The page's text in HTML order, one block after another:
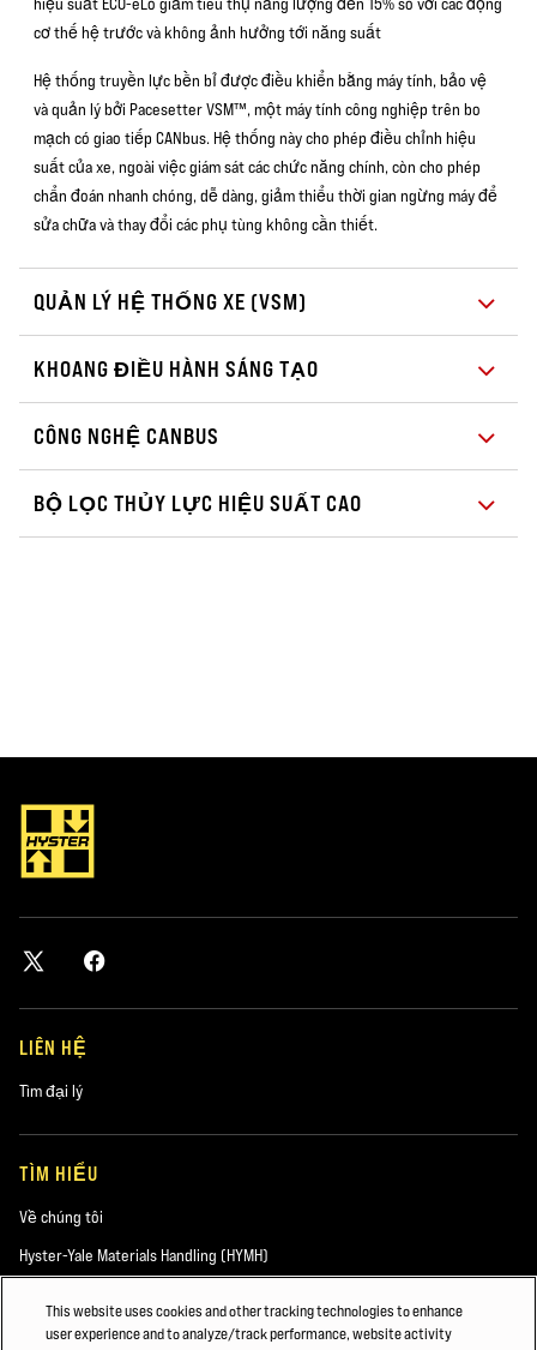
hiệu suất ECO-eLo giảm tiêu thụ năng lượng đến 15% so với các động
cơ thế hệ trước và không ảnh hưởng tới năng suất
Hệ thống truyền lực bền bỉ được điều khiển bằng máy tính, bảo vệ
và quản lý bởi Pacesetter VSM™, một máy tính công nghiệp trên bo
mạch có giao tiếp CANbus. Hệ thống này cho phép điều chỉnh hiệu
suất của xe, ngoài việc giám sát các chức năng chính, còn cho phép
chẩn đoán nhanh chóng, dễ dàng, giảm thiểu thời gian ngừng máy để
sửa chữa và thay đổi các phụ tùng không cần thiết.
QUẢN LÝ HỆ THỐNG XE (VSM)
KHOANG ĐIỀU HÀNH SÁNG TẠO
CÔNG NGHỆ CANBUS
BỘ LỌC THỦY LỰC HIỆU SUẤT CAO
LIÊN HỆ
Tìm đại lý
TÌM HIỂU
Về chúng tôi
Hyster-Yale Materials Handling (HYMH)
VIỆC LÀM
This website uses cookies and other tracking technologies to enhance
user experience and to analyze/track performance, website activity